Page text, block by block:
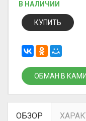
В НАЛИЧИИ
КУПИТЬ
ОБМАН В
ОБЗОР